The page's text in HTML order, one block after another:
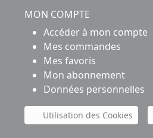
MON COMPTE
Accéder à mon compte
Mes commandes
Mes favoris
Mon abonnement
Données personnelles
Utilisation des Cookies